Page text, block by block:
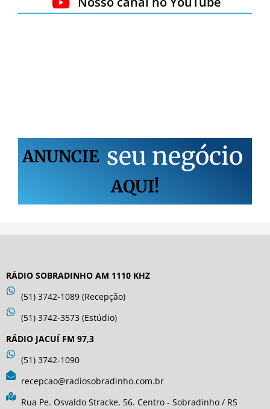
ANUNCIE seu negócio
AQUI!
RÁDIO SOBRADINHO AM 1110 KHZ
(51) 3742-1089 (Recepção)
(51) 3742-3573 (Estúdio)
RÁDIO JACUÍ FM 97,3
(51) 3742-1090
recepcao@radiosobradinho.com.br
Rua Pe. Osvaldo Stracke, 56. Centro - Sobradinho / RS